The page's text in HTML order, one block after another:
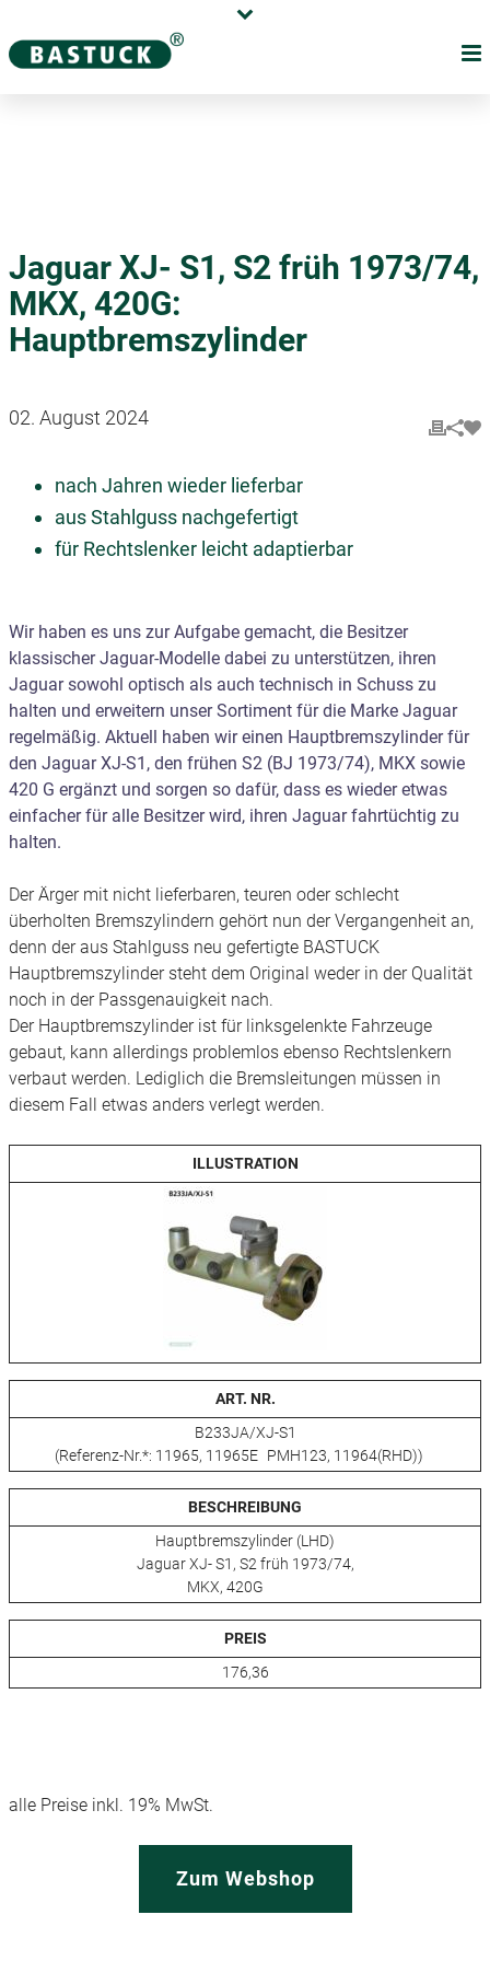
Händler
Jaguar XJ- S1, S2 früh 1973/74,
MKX, 420G:
Hauptbremszylinder
02. August 2024
nach Jahren wieder lieferbar
aus Stahlguss nachgefertigt
für Rechtslenker leicht adaptierbar
Wir haben es uns zur Aufgabe gemacht, die Besitzer
klassischer Jaguar-Modelle dabei zu unterstützen, ihren
Jaguar sowohl optisch als auch technisch in Schuss zu
halten und erweitern unser Sortiment für die Marke Jaguar
regelmäßig. Aktuell haben wir einen Hauptbremszylinder für
den Jaguar XJ-S1, den frühen S2 (BJ 1973/74), MKX sowie
420 G ergänzt und sorgen so dafür, dass es wieder etwas
einfacher für alle Besitzer wird, ihren Jaguar fahrtüchtig zu
halten.
Der Ärger mit nicht lieferbaren, teuren oder schlecht
überholten Bremszylindern gehört nun der Vergangenheit an,
denn der aus Stahlguss neu gefertigte BASTUCK
Hauptbremszylinder steht dem Original weder in der Qualität
noch in der Passgenauigkeit nach.
Der Hauptbremszylinder ist für linksgelenkte Fahrzeuge
gebaut, kann allerdings problemlos ebenso Rechtslenkern
verbaut werden. Lediglich die Bremsleitungen müssen in
diesem Fall etwas anders verlegt werden.
ILLUSTRATION
ART. NR.
B233JA/XJ-S1
(Referenz-Nr.*: 11965, 11965E PMH123, 11964(RHD))
BESCHREIBUNG
Hauptbremszylinder (LHD)
Jaguar XJ- S1, S2 früh 1973/74,
MKX, 420G
PREIS
176,36
alle Preise inkl. 19% MwSt.
Zum Webshop